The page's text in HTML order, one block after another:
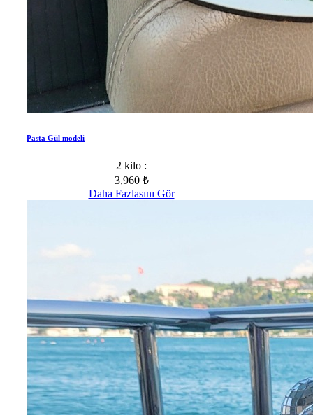
Pasta Gül modeli
2 kilo :
3,960 ₺
Daha Fazlasını Gör